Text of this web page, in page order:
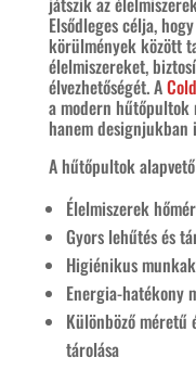
Elsődleges célja,
körülmények között
élelmiszereket,
élvezhetőségét. A
a modern
hanem designjukban
A hűtőpultok
Élelmiszerek
Gyors lehűtés és
Higiénikus
Energia-hatékony
Különböző
tárolása